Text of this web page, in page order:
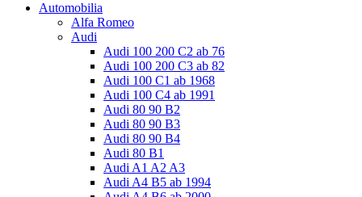
Automobilia
Alfa Romeo
Audi
Audi 100 200 C2 ab 76
Audi 100 200 C3 ab 82
Audi 100 C1 ab 1968
Audi 100 C4 ab 1991
Audi 80 90 B2
Audi 80 90 B3
Audi 80 90 B4
Audi 80 B1
Audi A1 A2 A3
Audi A4 B5 ab 1994